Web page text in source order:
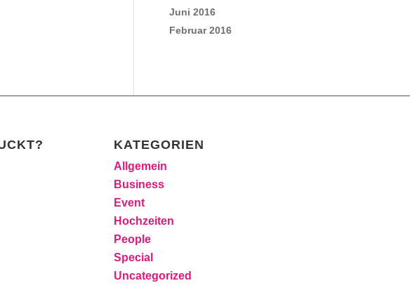
Juni 2016
Februar 2016
KATEGORIEN
Allgemein
Business
Event
Hochzeiten
People
Special
Uncategorized